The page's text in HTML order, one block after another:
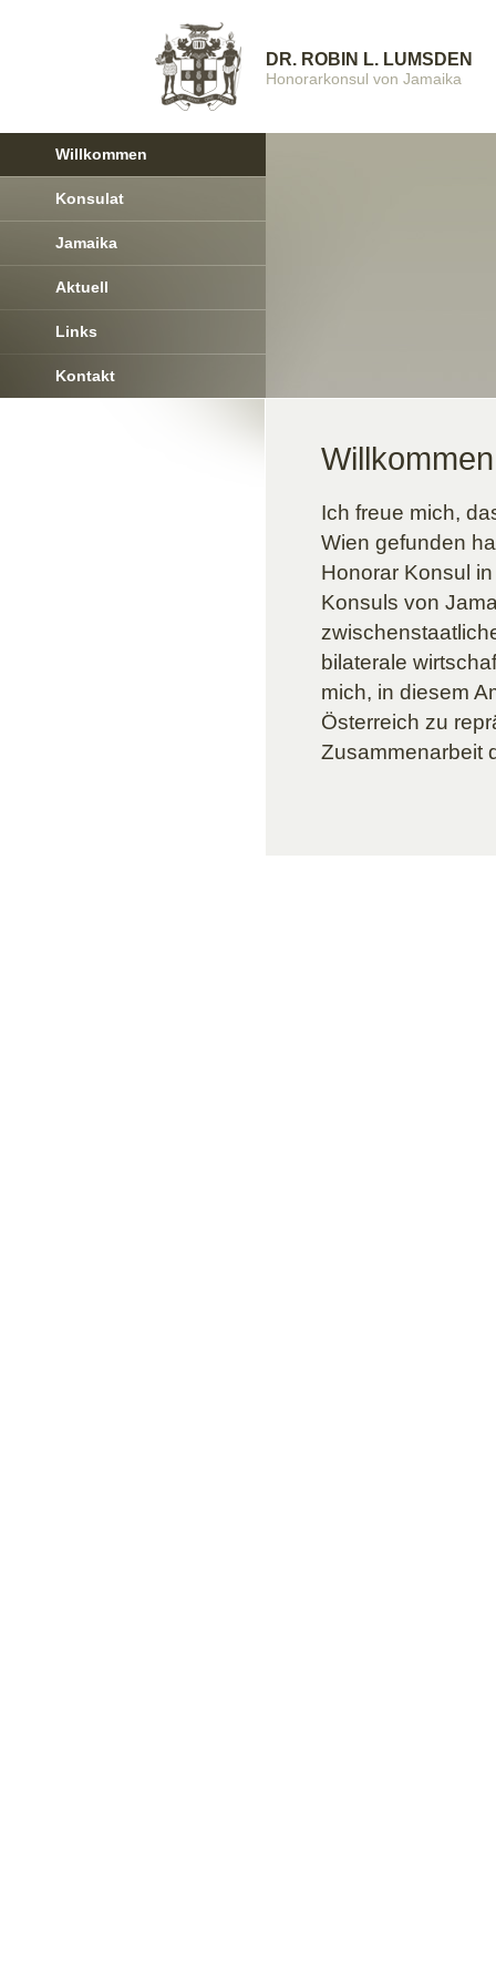
DR. ROBIN L. LUMSDEN
Honorarkonsul von Jamaika
Willkommen
Konsulat
Jamaika
Aktuell
Links
Kontakt
Willkommen
Ich freue mich,
Wien gefunden
Honorar Konsul
Konsuls von
bilaterale
mich, in diesem
Österreich zu
Zusammenarbeit